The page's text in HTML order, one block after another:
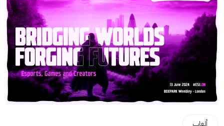
ألعاب